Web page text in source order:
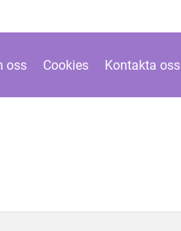
oss Cookies Kontakta oss